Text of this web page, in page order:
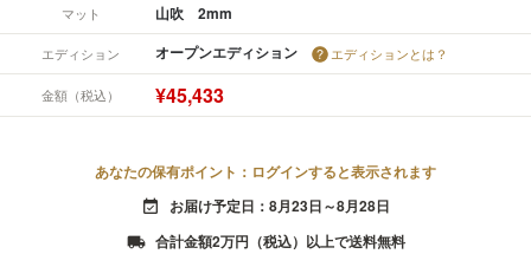
マット 山吹 2mm
エディション オープンエディション エディションとは？
金額（税込） ¥45,433
あなたの保有ポイント：ログインすると表示されます
event_available お届け予定日：8月23日～8月28日
local_shipping 合計金額2万円（税込）以上で送料無料